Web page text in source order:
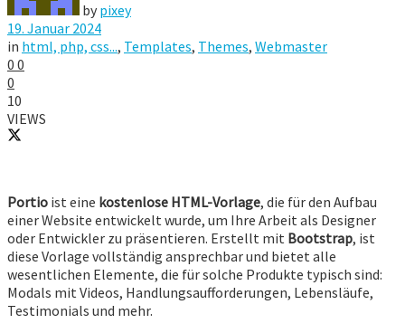
by pixey
19. Januar 2024
in html, php, css..., Templates, Themes, Webmaster
0 0
0
10
VIEWS
Portio ist eine kostenlose HTML-Vorlage, die für den Aufbau
einer Website entwickelt wurde, um Ihre Arbeit als Designer
oder Entwickler zu präsentieren. Erstellt mit Bootstrap, ist
diese Vorlage vollständig ansprechbar und bietet alle
wesentlichen Elemente, die für solche Produkte typisch sind:
Modals mit Videos, Handlungsaufforderungen, Lebensläufe,
Testimonials und mehr.